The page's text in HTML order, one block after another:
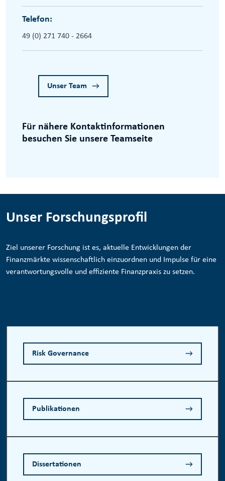
Telefon:
49 (0) 271 740 - 2664
Unser Team
Für nähere Kontaktinformationen
besuchen Sie unsere Teamseite
Unser Forschungsprofil
Ziel unserer Forschung ist es, aktuelle Entwicklungen der
Finanzmärkte wissenschaftlich einzuordnen und Impulse für eine
verantwortungsvolle und effiziente Finanzpraxis zu setzen.
Risk Governance
Publikationen
Dissertationen